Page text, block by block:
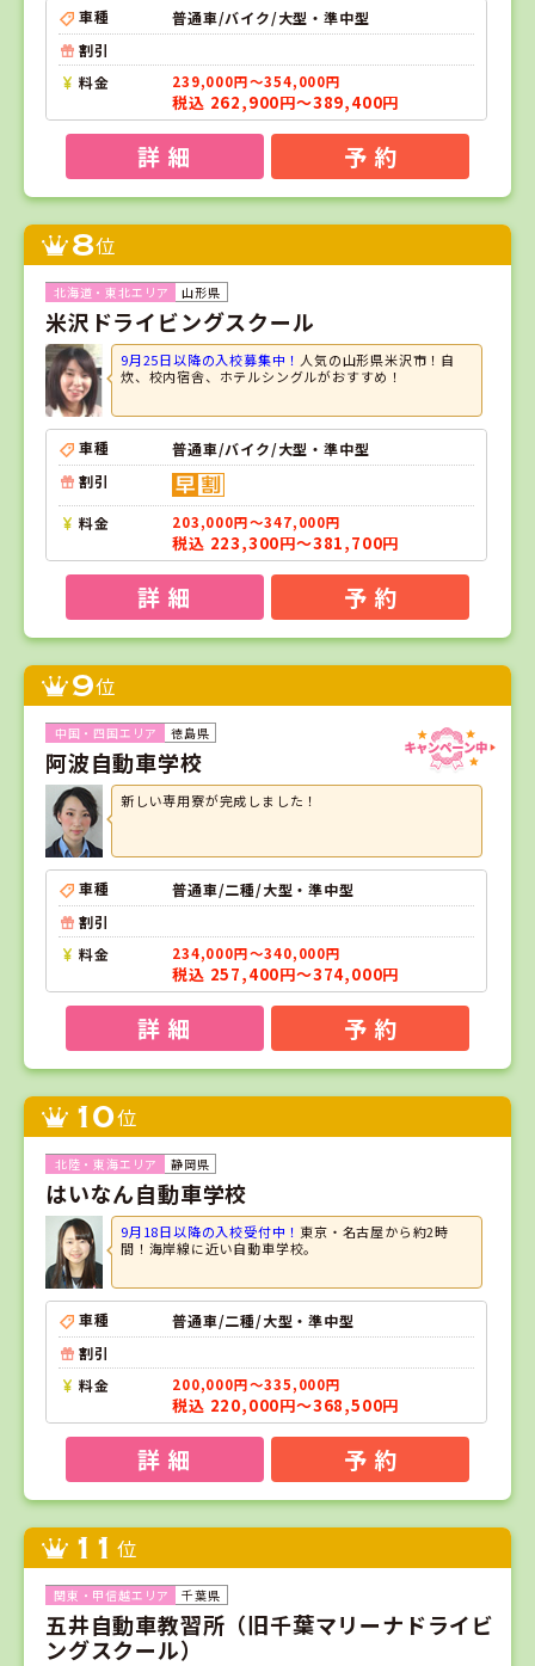
車種
普通車/バイク/大型・準中型
割引
料金
239,000円～354,000円
税込 262,900円～389,400円
詳 細 予 約
8位
山形県
米沢ドライビングスクール
9月25日以降の入校募集中！ 人気の山形県米沢市！自
炊、校内宿舎、ホテルシングルがおすすめ！
車種
普通車/バイク/大型・準中型
割引
料金 203,000円～347,000円
税込 223,300円～381,700円
詳 細 予 約
9位
徳島県
阿波自動車学校
新しい専用寮が完成しました！
車種
普通車/二種/大型・準中型
割引
料金
234,000円～340,000円
税込 257,400円～374,000円
詳 細 予 約
10位
静岡県
はいなん自動車学校
9月18日以降の入校受付中！ 東京・名古屋から約2時
間！海岸線に近い自動車学校。
車種
普通車/二種/大型・準中型
割引
料金
200,000円～335,000円
税込 220,000円～368,500円
詳 細 予 約
11 位
千葉県
五井自動車教習所（旧千葉マリーナドライビ
ングスクール）